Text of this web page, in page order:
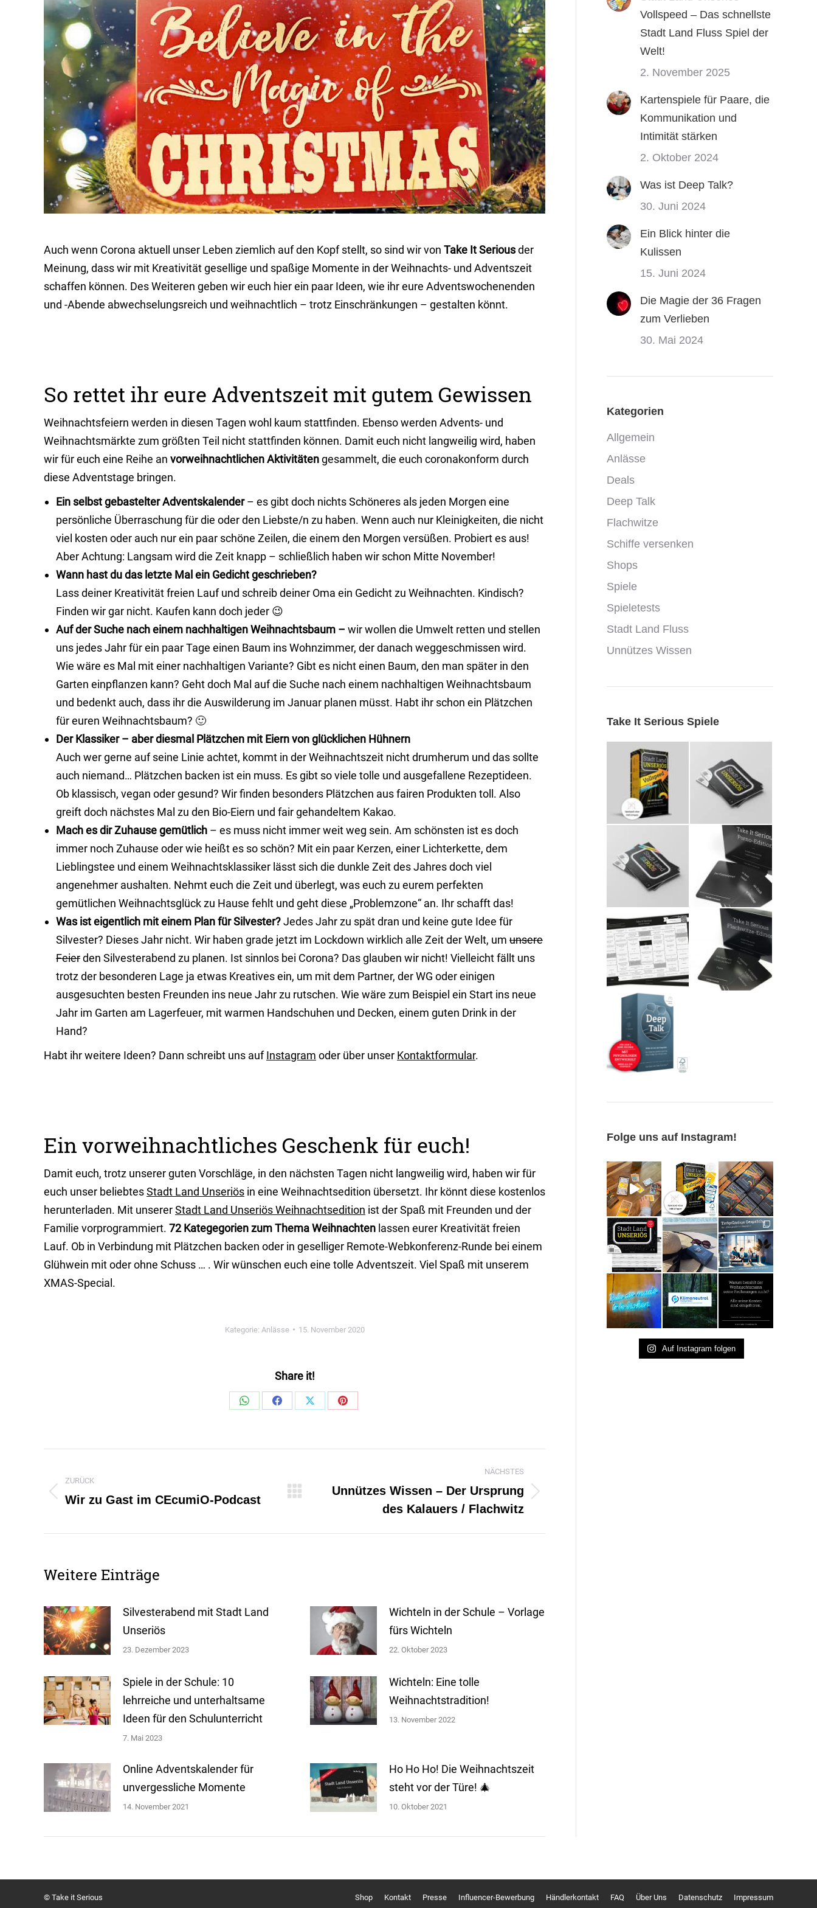
Auch wenn Corona aktuell unser Leben ziemlich auf den Kopf stellt, so sind wir von Take It Seriousder
Meinung, dass wir mit Kreativität gesellige und spaßige Momente in der Weihnachts- und Adventszeit
schaffen können. Des Weiteren geben wir euch hier ein paar Ideen, wie ihr eure Adventswochenenden
und -Abende abwechselungsreich und weihnachtlich – trotz Einschränkungen – gestalten könnt.
So rettet ihr eure Adventszeit mit gutem Gewissen
Weihnachtsfeiern werden in diesen Tagen wohl kaum stattfinden. Ebenso werden Advents- und
Weihnachtsmärkte zum größten Teil nicht stattfinden können. Damit euch nicht langweilig wird, haben
wir für euch eine Reihe an vorweihnachtlichen Aktivitätengesammelt, die euch coronakonform durch
diese Adventstage bringen.
Ein selbst gebastelter Adventskalender– es gibt doch nichts Schöneres als jeden Morgen eine
persönliche Überraschung für die oder den Liebste/n zu haben. Wenn auch nur Kleinigkeiten, die nicht
viel kosten oder auch nur ein paar schöne Zeilen, die einem den Morgen versüßen. Probiert es aus!
Aber Achtung: Langsam wird die Zeit knapp – schließlich haben wir schon Mitte November!
Wann hast du das letzte Mal ein Gedicht geschrieben?
Lass deiner Kreativität freien Lauf und schreib deiner Oma ein Gedicht zu Weihnachten. Kindisch?
Finden wir gar nicht. Kaufen kann doch jeder 😉
Auf der Suche nach einem nachhaltigen Weihnachtsbaum – wir wollen die Umwelt retten und stellen
uns jedes Jahr für ein paar Tage einen Baum ins Wohnzimmer, der danach weggeschmissen wird.
Wie wäre es Mal mit einer nachhaltigen Variante? Gibt es nicht einen Baum, den man später in den
Garten einpflanzen kann? Geht doch Mal auf die Suche nach einem nachhaltigen Weihnachtsbaum
und bedenkt auch, dass ihr die Auswilderung im Januar planen müsst. Habt ihr schon ein Plätzchen
für euren Weihnachtsbaum? 🙂
Der Klassiker – aber diesmal Plätzchen mit Eiern von glücklichen Hühnern
Auch wer gerne auf seine Linie achtet, kommt in der Weihnachtszeit nicht drumherum und das sollte
auch niemand… Plätzchen backen ist ein muss. Es gibt so viele tolle und ausgefallene Rezeptideen.
Ob klassisch, vegan oder gesund? Wir finden besonders Plätzchen aus fairen Produkten toll. Also
greift doch nächstes Mal zu den Bio-Eiern und fair gehandeltem Kakao.
Mach es dir Zuhause gemütlich – es muss nicht immer weit weg sein. Am schönsten ist es doch
immer noch Zuhause oder wie heißt es so schön? Mit ein paar Kerzen, einer Lichterkette, dem
Lieblingstee und einem Weihnachtsklassiker lässt sich die dunkle Zeit des Jahres doch viel
angenehmer aushalten. Nehmt euch die Zeit und überlegt, was euch zu eurem perfekten
gemütlichen Weihnachtsglück zu Hause fehlt und geht diese „Problemzone“ an. Ihr schafft das!
Was ist eigentlich mit einem Plan für Silvester?Jedes Jahr zu spät dran und keine gute Idee für
Silvester? Dieses Jahr nicht. Wir haben grade jetzt im Lockdown wirklich alle Zeit der Welt, um unsere
Feierden Silvesterabend zu planen. Ist sinnlos bei Corona? Das glauben wir nicht! Vielleicht fällt uns
trotz der besonderen Lage ja etwas Kreatives ein, um mit dem Partner, der WG oder einigen
ausgesuchten besten Freunden ins neue Jahr zu rutschen. Wie wäre zum Beispiel ein Start ins neue
Jahr im Garten am Lagerfeuer, mit warmen Handschuhen und Decken, einem guten Drink in der
Hand?
Habt ihr weitere Ideen? Dann schreibt uns aufInstagram oder über unser Kontaktformular.
Ein vorweihnachtliches Geschenk für euch!
Damit euch, trotz unserer guten Vorschläge, in den nächsten Tagen nicht langweilig wird, haben wir für
euch unser beliebtesStadt Land Unseriös in eine Weihnachtsedition übersetzt. Ihr könnt diese kostenlos
herunterladen. Mit unsererStadt Land Unseriös Weihnachtsedition ist der Spaß mit Freunden und der
Familie vorprogrammiert. 72 Kategegorien zum Thema Weihnachten lassen eurer Kreativität freien
Lauf. Ob in Verbindung mit Plätzchen backen oder in geselliger Remote-Webkonferenz-Runde bei einem
Glühwein mit oder ohne Schuss … . Wir wünschen euch eine tolle Adventszeit. Viel Spaß mit unserem
XMAS-Special.
Kategorie: Anlässe 15. November 2020
Share it!
Share
Share
Share
Share
ZURÜCK
Vorheriger
Wir zu Gast im CEcumiO-Podcast
NÄCHSTES
Unnützes Wissen – Der Ursprung
des Kalauers / Flachwitz
Weitere Einträge
Silvesterabend mit Stadt Land
Unseriös
23. Dezember 2023
Wichteln in der Schule – Vorlage
fürs Wichteln
22. Oktober 2023
Spiele in der Schule: 10
lehrreiche und unterhaltsame
Ideen für den Schulunterricht
7. Mai 2023
Wichteln: Eine tolle
Weihnachtstradition!
13. November 2022
Online Adventskalender für
unvergessliche Momente
14. November 2021
Ho Ho Ho! Die Weihnachtszeit
steht vor der Türe! 🎄
10. Oktober 2021
Vollspeed – Das schnellste
Stadt Land Fluss Spiel der
Welt!
2. November 2025
Kartenspiele für Paare, die
Kommunikation und
Intimität stärken
2. Oktober 2024
Was ist Deep Talk?
30. Juni 2024
Ein Blick hinter die
Kulissen
15. Juni 2024
Die Magie der 36 Fragen
zum Verlieben
30. Mai 2024
Kategorien
Allgemein
Anlässe
Deals
Deep Talk
Flachwitze
Schiffe versenken
Shops
Spiele
Spieletests
Stadt Land Fluss
Unnützes Wissen
Take It Serious Spiele
Folge uns auf Instagram!
Auf Instagram folgen
© Take it Serious Shop Kontakt Presse Influencer-Bewerbung Händlerkontakt FAQ Über Uns Datenschutz Impressum